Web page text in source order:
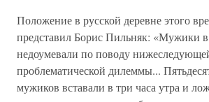
Положение в русской деревне этого
представил Борис Пильняк: «Мужики
недоумевали по поводу
проблематической дилеммы...
мужиков вставали в три часа утра и